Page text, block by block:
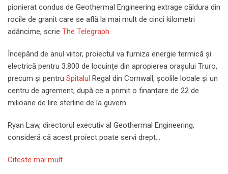
pionierat condus de Geothermal Engineering extrage căldura din
rocile de granit care se află la mai mult de cinci kilometri
adâncime, scrie The Telegraph.
Începând de anul viitor, proiectul va furniza energie termică și
electrică pentru 3.800 de locuințe din apropierea orașului Truro,
precum și pentru Spitalul Regal din Cornwall, școlile locale și un
centru de agrement, după ce a primit o finanțare de 22 de
milioane de lire sterline de la guvern.
Ryan Law, directorul executiv al Geothermal Engineering,
consideră că acest proiect poate servi drept…
Citeste mai mult